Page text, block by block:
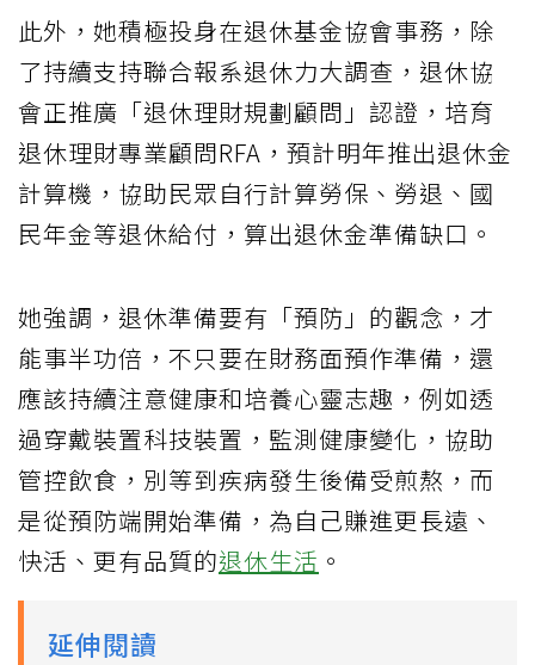
此外，她積極投身在退休基金協會事務，除
了持續支持聯合報系退休力大調查，退休協
會正推廣「退休理財規劃顧問」認證，培育
退休理財專業顧問RFA，預計明年推出退休金
計算機，協助民眾自行計算勞保、勞退、國
民年金等退休給付，算出退休金準備缺口。
她強調，退休準備要有「預防」的觀念，才
能事半功倍，不只要在財務面預作準備，還
應該持續注意健康和培養心靈志趣，例如透
過穿戴裝置科技裝置，監測健康變化，協助
管控飲食，別等到疾病發生後備受煎熬，而
是從預防端開始準備，為自己賺進更長遠、
快活、更有品質的退休生活 。
延伸閱讀